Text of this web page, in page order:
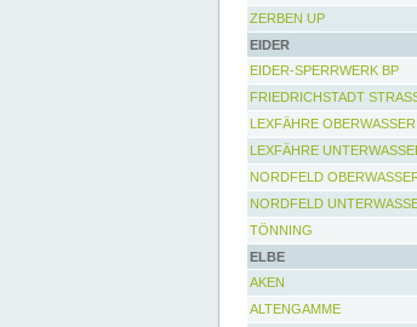
ZERBEN UP
EIDER
EIDER-SPERRWERK BP
FRIEDRICHSTADT
LEXFÄHRE OBERWASSER
LEXFÄHRE
NORDFELD
NORDFELD
TÖNNING
ELBE
AKEN
ALTENGAMME